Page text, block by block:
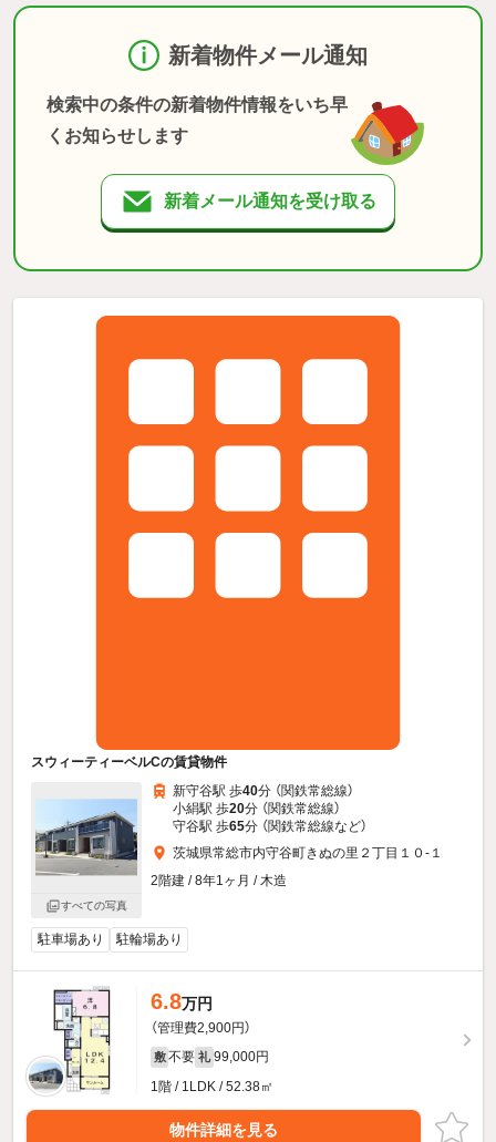
新着物件メール通知
検索中の条件の新着物件情報をいち早
くお知らせします
新着メール通知を受け取る
スウィーティーベルCの賃貸物件
すべての写真
新守谷駅 歩40分 （関鉄常総線）
小絹駅 歩20分 （関鉄常総線）
守谷駅 歩65分 （関鉄常総線など）
茨城県常総市内守谷町きぬの里２丁目１０-１
2階建 / 8年1ヶ月 / 木造
駐車場あり 駐輪場あり
6.8万円
（管理費2,900円）
敷 不要 礼 99,000円
1階 / 1LDK / 52.38㎡
物件詳細を見る